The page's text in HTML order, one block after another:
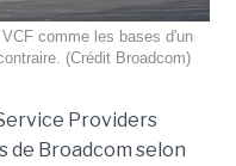
comme les bases d'un
(Crédit Broadcom)
Providers
de Broadcom selon